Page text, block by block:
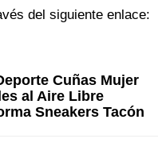
del siguiente enlace:
Cuñas Mujer
al Aire Libre
Sneakers Tacón